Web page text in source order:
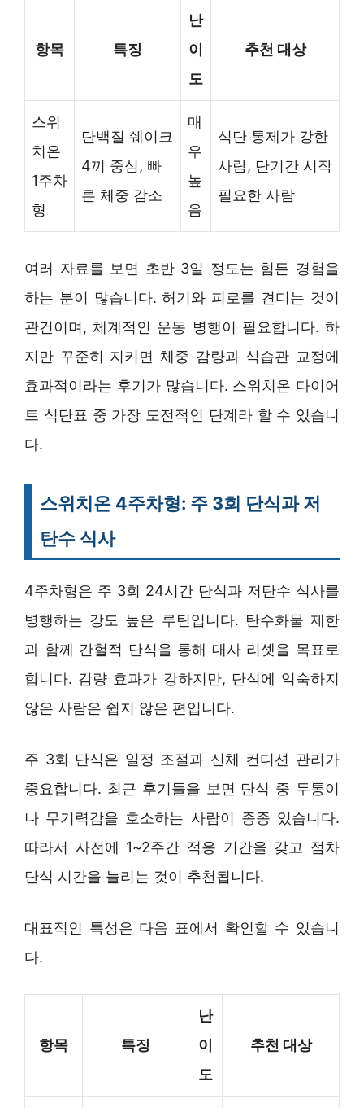
항목 특징
난
이
도
추천 대상
스위
치온
1주차
형
단백질 쉐이크
4끼 중심, 빠
른 체중 감소
매
우
높
음
식단 통제가 강한
사람, 단기간 시작
필요한 사람
여러 자료를 보면 초반 3일 정도는 힘든 경험을
하는 분이 많습니다. 허기와 피로를 견디는 것이
관건이며, 체계적인 운동 병행이 필요합니다. 하
지만 꾸준히 지키면 체중 감량과 식습관 교정에
효과적이라는 후기가 많습니다. 스위치온 다이어
트 식단표 중 가장 도전적인 단계라 할 수 있습니
다.
스위치온 4주차형: 주 3회 단식과 저
탄수 식사
4주차형은 주 3회 24시간 단식과 저탄수 식사를
병행하는 강도 높은 루틴입니다. 탄수화물 제한
과 함께 간헐적 단식을 통해 대사 리셋을 목표로
합니다. 감량 효과가 강하지만, 단식에 익숙하지
않은 사람은 쉽지 않은 편입니다.
주 3회 단식은 일정 조절과 신체 컨디션 관리가
중요합니다. 최근 후기들을 보면 단식 중 두통이
나 무기력감을 호소하는 사람이 종종 있습니다.
따라서 사전에 1~2주간 적응 기간을 갖고 점차
단식 시간을 늘리는 것이 추천됩니다.
대표적인 특성은 다음 표에서 확인할 수 있습니
다.
항목 특징
난
이
도
추천 대상